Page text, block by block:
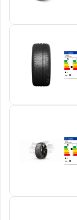
ENERG
Goodyear
245/35 R21 96Y
A
B
C
D
D
E
A
B
C
D
E
72 dB
ENERG
Hankook
245/35 R21 96Y
A
B B
C
D
E
A
B
C
D
E
69 dB